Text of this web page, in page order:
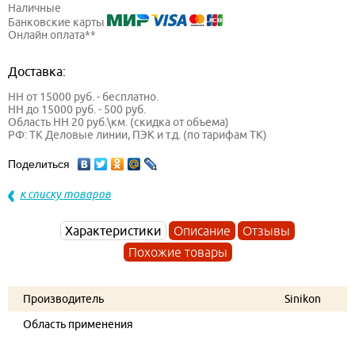
Наличные
Банковские карты
Онлайн оплата**
Доставка:
НН от 15000 руб. - бесплатно.
НН до 15000 руб. - 500 руб.
Область НН 20 руб.\км. (скидка от объема)
РФ: ТК Деловые линии, ПЭК и т.д. (по тарифам ТК)
Поделиться
к списку товаров
Характеристики Описание
Отзывы
Похожие товары
Производитель
Sinikon
Область применения